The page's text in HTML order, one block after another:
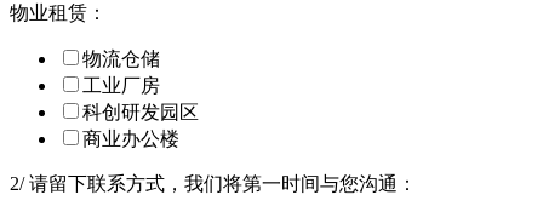
物业租赁：
物流仓储
工业厂房
科创研发园区
商业办公楼
2/请留下联系方式，我们将第一时间与您沟通：